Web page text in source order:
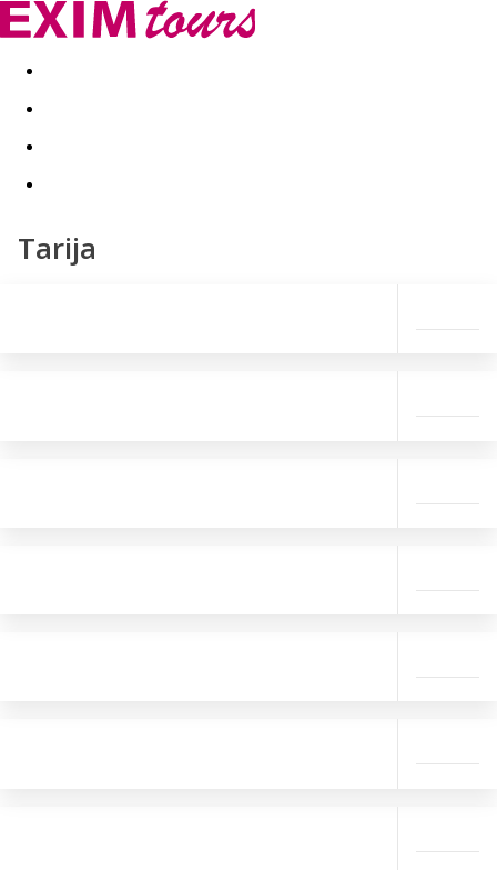
Akční nabídky Last minute
Tarija